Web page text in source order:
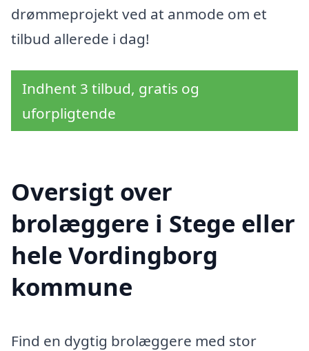
drømmeprojekt ved at anmode om et
tilbud allerede i dag!
Indhent 3 tilbud, gratis og
uforpligtende
Oversigt over
brolæggere i Stege eller
hele Vordingborg
kommune
Find en dygtig brolæggere med stor